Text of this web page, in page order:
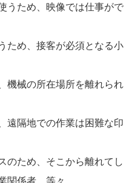
うため、映像では仕事がで
ため、接客が必須となる小
機械の所在場所を離れられ
遠隔地での作業は困難な印
のため、そこから離れてし
関係者、等々